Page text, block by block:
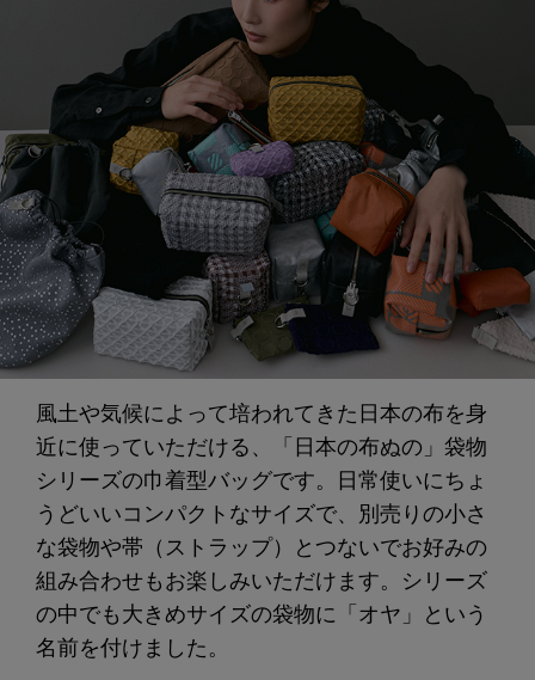
風土や気候によって培われてきた日本の布を身
近に使っていただける、「日本の布ぬの」袋物
シリーズの巾着型バッグです。日常使いにちょ
うどいいコンパクトなサイズで、別売りの小さ
な袋物や帯（ストラップ）とつないでお好みの
組み合わせもお楽しみいただけます。シリーズ
の中でも大きめサイズの袋物に「オヤ」という
名前を付けました。